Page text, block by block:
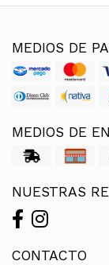
MEDIOS DE
MEDIOS DE
NUESTRAS
CONTACTO